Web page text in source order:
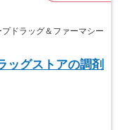
ドラッグ＆ファーマシー
ッグストアの調剤